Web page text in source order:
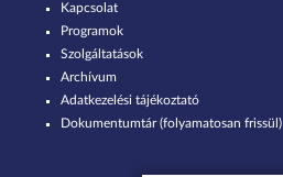
Kapcsolat
Programok
Szolgáltatások
Archívum
Adatkezelési tájékoztató
Dokumentumtár (folyamatosan frissül)